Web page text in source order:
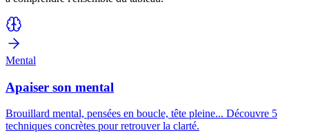
Mental
Apaiser son mental
Brouillard mental, pensées en boucle, tête pleine... Découvre 5
techniques concrètes pour retrouver la clarté.